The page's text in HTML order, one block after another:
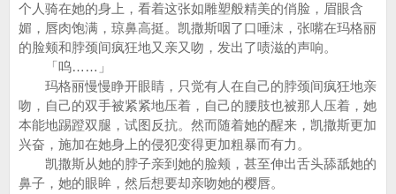
个人骑在她的身上，看着这张如雕塑般精美的俏脸，眉眼含
媚，唇肉饱满，琼鼻高挺。凯撒斯咽了口唾沫，张嘴在玛格丽
的脸颊和脖颈间疯狂地又亲又吻，发出了啧滋的声响。
「呜……」
玛格丽慢慢睁开眼睛，只觉有人在自己的脖颈间疯狂地亲
吻，自己的双手被紧紧地压着，自己的腰肢也被那人压着，她
本能地踢蹬双腿，试图反抗。然而随着她的醒来，凯撒斯更加
兴奋，施加在她身上的侵犯变得更加粗暴而有力。
凯撒斯从她的脖子亲到她的脸颊，甚至伸出舌头舔舐她的
鼻子，她的眼眸，然后想要却亲吻她的樱唇。